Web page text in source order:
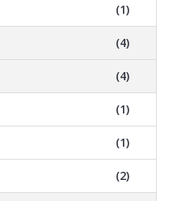
(1)
(4)
(4)
(1)
(1)
(2)